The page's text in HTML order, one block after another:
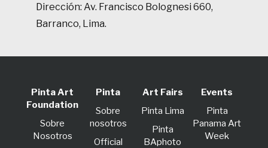
Dirección: Av. Francisco Bolognesi 660,
Barranco, Lima.
Pinta Art
Foundation
Sobre
Nosotros
Pinta
Sobre
nosotros
Official
Art Fairs
Pinta Lima
Pinta
BAphoto
Events
Pinta
Panama Art
Week